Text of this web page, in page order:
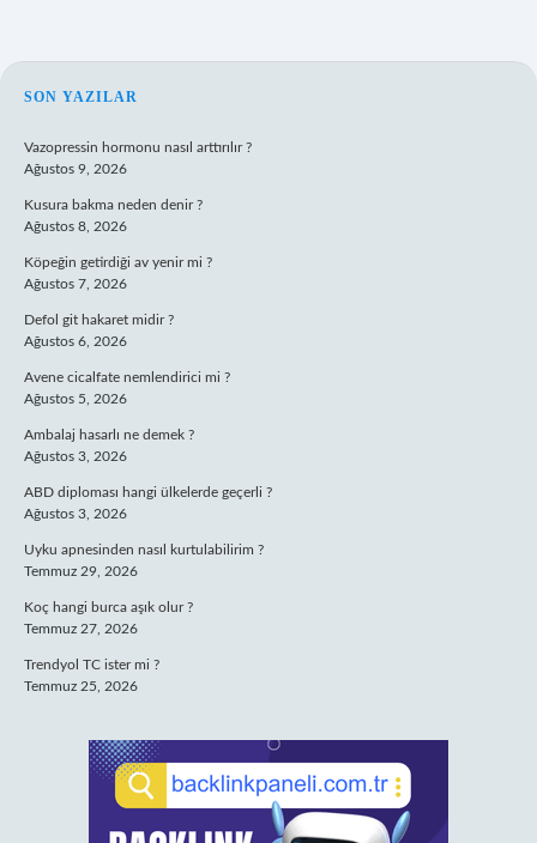
SIDEBAR
SON YAZILAR
Vazopressin hormonu nasıl arttırılır ?
Ağustos 9, 2026
Kusura bakma neden denir ?
Ağustos 8, 2026
Köpeğin getirdiği av yenir mi ?
Ağustos 7, 2026
Defol git hakaret midir ?
Ağustos 6, 2026
Avene cicalfate nemlendirici mi ?
Ağustos 5, 2026
Ambalaj hasarlı ne demek ?
Ağustos 3, 2026
ABD diploması hangi ülkelerde geçerli ?
Ağustos 3, 2026
Uyku apnesinden nasıl kurtulabilirim ?
Temmuz 29, 2026
Koç hangi burca aşık olur ?
Temmuz 27, 2026
Trendyol TC ister mi ?
Temmuz 25, 2026